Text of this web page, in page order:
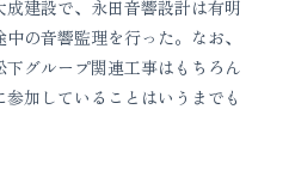
建設で、永田音響設計は有明
の音響監理を行った。なお、
グループ関連工事はもちろん
加していることはいうまでも